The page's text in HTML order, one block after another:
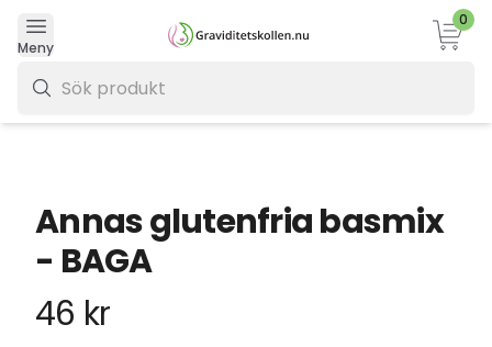
Meny
0
Annas glutenfria basmix
- BAGA
46 kr